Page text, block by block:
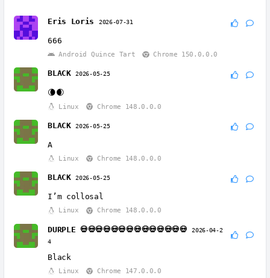
Eris Loris 2026-07-31
666
Android Quince Tart Chrome 150.0.0.0
BLACK 2026-05-25
🌘🌒
Linux Chrome 148.0.0.0
BLACK 2026-05-25
A
Linux Chrome 148.0.0.0
BLACK 2026-05-25
I’m collosal
Linux Chrome 148.0.0.0
DURPLE 💀💀💀💀💀💀💀💀💀💀💀💀💀💀
2026-04-2
4
Black
Linux Chrome 147.0.0.0